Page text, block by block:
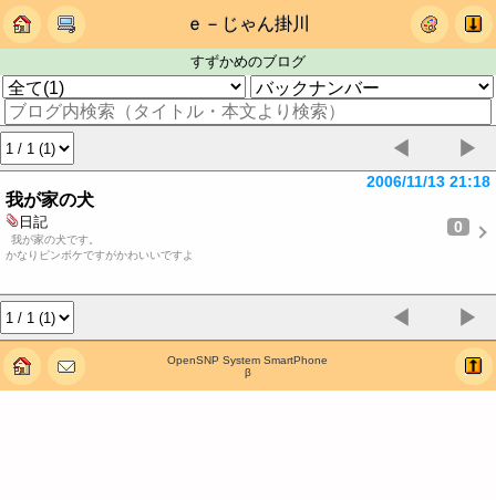
ｅ－じゃん掛川
すずかめのブログ
◀ ▶
我が家の犬
2006/11/13 21:18
日記 0
我が家の犬です。
かなりピンボケですがかわいいですよ
◀ ▶
OpenSNP System SmartPhone
β